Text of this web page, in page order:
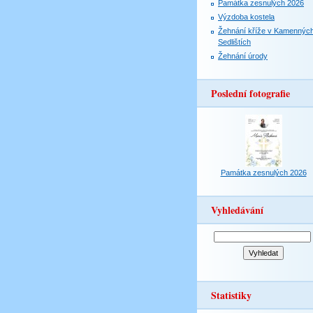
Památka zesnulých 2026
Výzdoba kostela
Žehnání kříže v
Sedlištích
Žehnání úrody
Poslední fotografie
Památka zesnulých 2026
Vyhledávání
Statistiky